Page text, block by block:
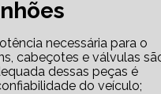
cabeçotes e válvulas
dessas peças é
do veículo;